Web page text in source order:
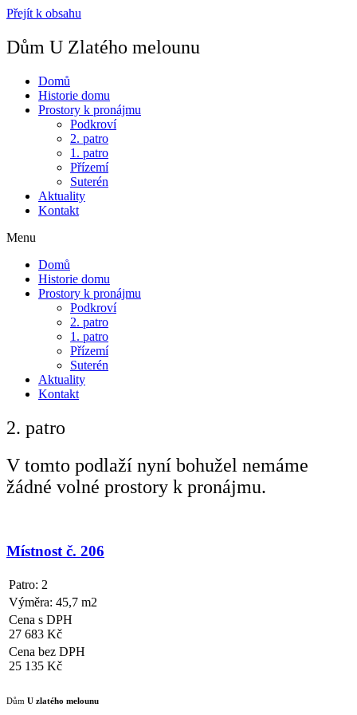
Přejít k obsahu
Dům U Zlatého melounu
Domů
Historie domu
Prostory k pronájmu
Podkroví
2. patro
1. patro
Přízemí
Suterén
Aktuality
Kontakt
Menu
Domů
Historie domu
Prostory k pronájmu
Podkroví
2. patro
1. patro
Přízemí
Suterén
Aktuality
Kontakt
2. patro
V tomto podlaží nyní bohužel nemáme
žádné volné prostory k pronájmu.
Místnost č. 206
Patro: 2
Výměra: 45,7 m2
Cena s DPH
27 683 Kč
Cena bez DPH
25 135 Kč
Dům U zlatého melounu